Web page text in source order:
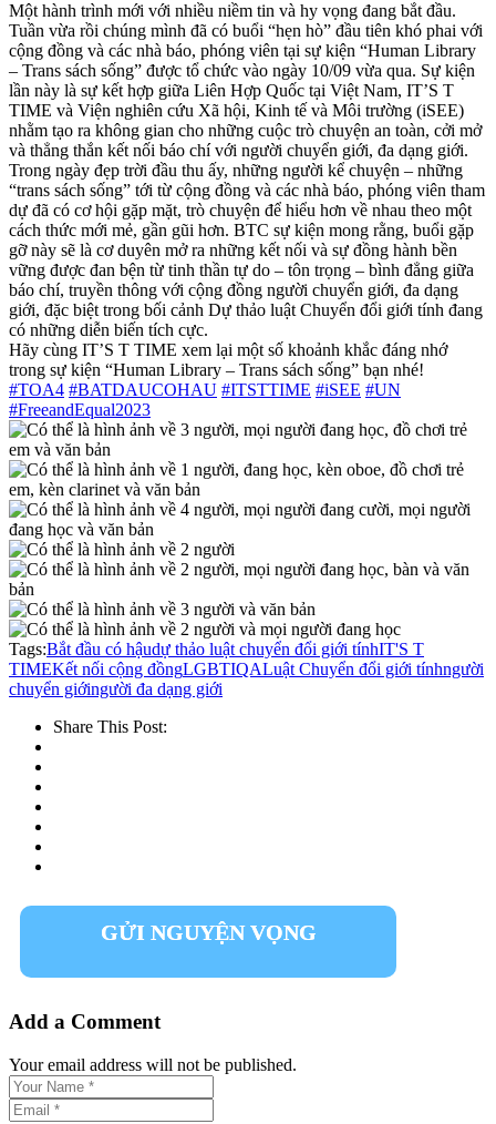
Một hành trình mới với nhiều niềm tin và hy vọng đang bắt đầu.
Tuần vừa rồi chúng mình đã có buổi “hẹn hò” đầu tiên khó phai với
cộng đồng và các nhà báo, phóng viên tại sự kiện “Human Library
– Trans sách sống” được tổ chức vào ngày 10/09 vừa qua. Sự kiện
lần này là sự kết hợp giữa Liên Hợp Quốc tại Việt Nam, IT’S T
TIME và Viện nghiên cứu Xã hội, Kinh tế và Môi trường (iSEE)
nhằm tạo ra không gian cho những cuộc trò chuyện an toàn, cởi mở
và thẳng thắn kết nối báo chí với người chuyển giới, đa dạng giới.
Trong ngày đẹp trời đầu thu ấy, những người kể chuyện – những
“trans sách sống” tới từ cộng đồng và các nhà báo, phóng viên tham
dự đã có cơ hội gặp mặt, trò chuyện để hiểu hơn về nhau theo một
cách thức mới mẻ, gần gũi hơn. BTC sự kiện mong rằng, buổi gặp
gỡ này sẽ là cơ duyên mở ra những kết nối và sự đồng hành bền
vững được đan bện từ tinh thần tự do – tôn trọng – bình đẳng giữa
báo chí, truyền thông với cộng đồng người chuyển giới, đa dạng
giới, đặc biệt trong bối cảnh Dự thảo luật Chuyển đổi giới tính đang
có những diễn biến tích cực.
Hãy cùng IT’S T TIME xem lại một số khoảnh khắc đáng nhớ
trong sự kiện “Human Library – Trans sách sống” bạn nhé!
#TOA4 #BATDAUCOHAU #ITSTTIME #iSEE #UN
#FreeandEqual2023
Tags:Bắt đầu có hậudự thảo luật chuyển đổi giới tínhIT'S T
TIMEKết nối cộng đồngLGBTIQALuật Chuyển đổi giới tínhngười
chuyển giớingười đa dạng giới
Share This Post:
GỬI NGUYỆN VỌNG
Add a Comment
Your email address will not be published.